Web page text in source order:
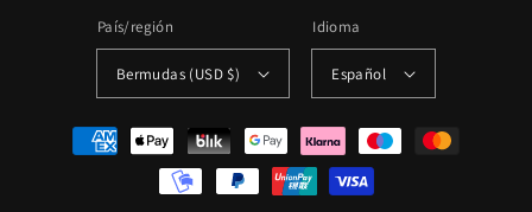
País/región
Bermudas (USD $)
Idioma
Español
Formas